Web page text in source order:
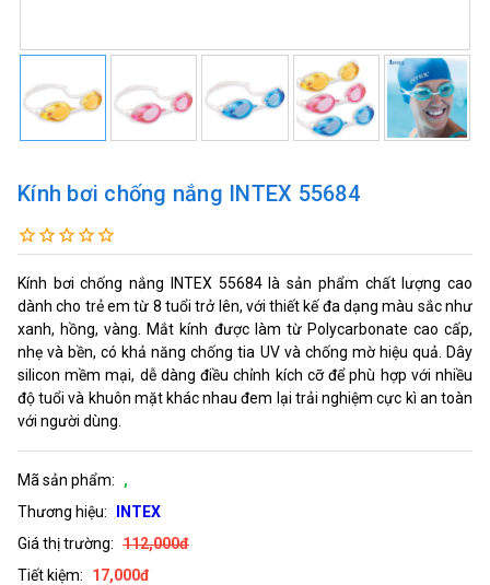
Kính bơi chống nắng INTEX 55684
Kính bơi chống nắng INTEX 55684 là sản phẩm chất lượng cao
dành cho trẻ em từ 8 tuổi trở lên, với thiết kế đa dạng màu sắc như
xanh, hồng, vàng. Mắt kính được làm từ Polycarbonate cao cấp,
nhẹ và bền, có khả năng chống tia UV và chống mờ hiệu quả. Dây
silicon mềm mại, dễ dàng điều chỉnh kích cỡ để phù hợp với nhiều
độ tuổi và khuôn mặt khác nhau đem lại trải nghiệm cực kì an toàn
với người dùng.
Mã sản phẩm:
,
Thương hiệu:
INTEX
Giá thị trường: 112,000đ
Tiết kiệm:
17,000đ